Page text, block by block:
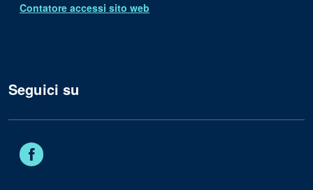
Contatore accessi sito web
Seguici su